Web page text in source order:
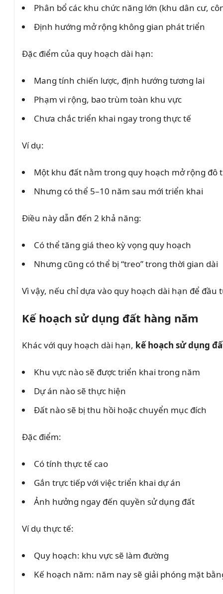
Phân bổ các khu chức năng lớn (khu dân cư,
Định hướng mở rộng không gian phát triển
Đặc điểm của quy hoạch dài hạn:
Mang tính chiến lược, định hướng tương lai
Phạm vi rộng, bao trùm toàn khu vực
Chưa chắc triển khai ngay trong thực tế
Ví dụ:
Một khu đất nằm trong quy hoạch mở rộng đô
Nhưng có thể 5–10 năm sau mới triển khai
Điều này dẫn đến 2 khả năng:
Có thể tăng giá theo kỳ vọng quy hoạch
Nhưng cũng có thể bị “treo” trong thời gian dài
Vì vậy, nếu chỉ dựa vào quy hoạch dài hạn để
Kế hoạch sử dụng đất hàng năm
Khác với quy hoạch dài hạn, kế hoạch sử dụng
Khu vực nào sẽ được triển khai trong năm
Dự án nào sẽ thực hiện
Đất nào sẽ bị thu hồi hoặc chuyển mục đích
Đặc điểm:
Có tính thực tế cao
Gắn trực tiếp với việc triển khai dự án
Ảnh hưởng ngay đến quyền sử dụng đất
Ví dụ thực tế:
Quy hoạch: khu vực sẽ làm đường
Kế hoạch năm: năm nay sẽ giải phóng mặt